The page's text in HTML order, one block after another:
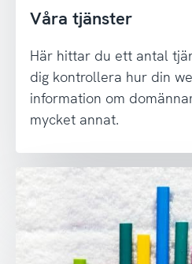
Våra tjänster
Här hittar du ett antal
dig kontrollera hur din
information om
mycket annat.